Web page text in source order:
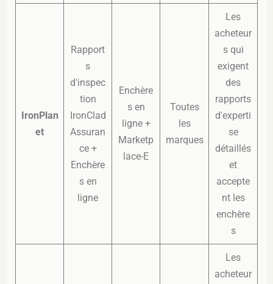
IronPlan
et
Rapport
s
d'inspec
tion
IronClad
Assuran
ce +
Enchère
s en
ligne
Enchère
s en
ligne +
Marketp
lace-E
Toutes
les
marques
Les
acheteur
s qui
exigent
des
rapports
d'experti
se
détaillés
et
accepte
nt les
enchère
s
Les
acheteur